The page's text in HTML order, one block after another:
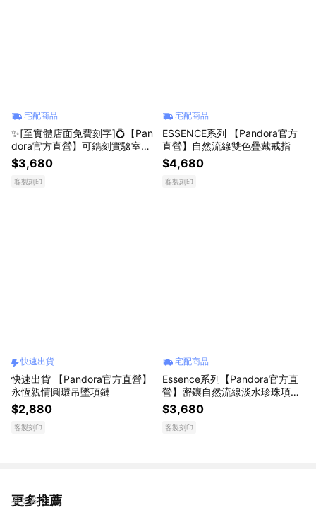
宅配商品
✨[至實體店面免費刻字]💍【Pan
dora官方直營】可鐫刻實驗室培
育鑽石吊飾
$3,680
客製刻印
宅配商品
ESSENCE系列 【Pandora官方
直營】自然流線雙色疊戴戒指
$4,680
客製刻印
快速出貨
快速出貨 【Pandora官方直營】
永恆親情圓環吊墜項鏈
$2,880
客製刻印
宅配商品
Essence系列【Pandora官方直
營】密鑲自然流線淡水珍珠項鏈
唇膏組-925銀
$3,680
客製刻印
更多推薦
看更多